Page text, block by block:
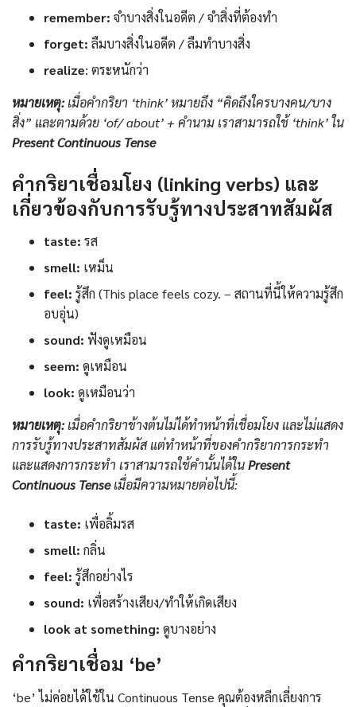
remember: จำบางสิ่งในอดีต / จำสิ่งที่ต้องทำ
forget: ลืมบางสิ่งในอดีต / ลืมทำบางสิ่ง
realize: ตระหนักว่า
หมายเหตุ:เมื่อคำกริยา ‘think’ หมายถึง “คิดถึงใครบางคน/บาง
สิ่ง” และตามด้วย ‘of/ about’ + คำนาม เราสามารถใช้ ‘think’ ใน
Present Continuous Tense
คำกริยาเชื่อมโยง (linking verbs) และ
เกี่ยวข้องกับการรับรู้ทางประสาทสัมผัส
taste: รส
smell: เหม็น
feel: รู้สึก (This place feels cozy. – สถานที่นี้ให้ความรู้สึก
อบอุ่น)
sound: ฟังดูเหมือน
seem: ดูเหมือน
look: ดูเหมือนว่า
หมายเหตุ:เมื่อคำกริยาข้างต้นไม่ได้ทำหน้าที่เชื่อมโยง และไม่แสดง
การรับรู้ทางประสาทสัมผัส แต่ทำหน้าที่ของคำกริยาการกระทำ
และแสดงการกระทำ เราสามารถใช้คำนั้นได้ในPresent
Continuous Tenseเมื่อมีความหมายต่อไปนี้:
taste: เพื่อลิ้มรส
smell: กลิ่น
feel: รู้สึกอย่างไร
sound: เพื่อสร้างเสียง/ทำให้เกิดเสียง
look at something: ดูบางอย่าง
คำกริยาเชื่อม ‘be’
‘be’ ไม่ค่อยได้ใช้ใน Continuous Tense คุณต้องหลีกเลี่ยงการ